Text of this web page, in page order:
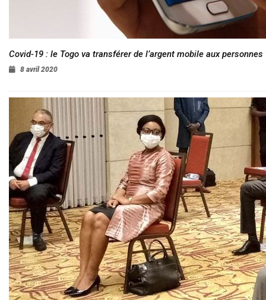
Covid-19 : le Togo va transférer de l’argent mobile aux
8 avril 2020